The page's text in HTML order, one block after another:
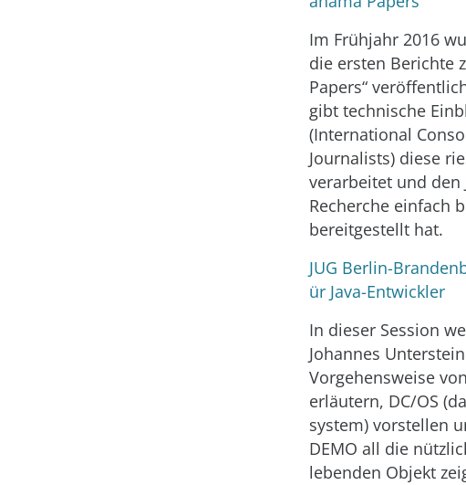
Im Frühjahr 2016
die ersten Berichte
Papers“
gibt technische
(International
Journalists) diese
verarbeitet und den
Recherche einfach
bereitgestellt hat.
JUG Berlin-
ür Java-Entwickler
In dieser Session
Johannes
Vorgehensweise
erläutern, DC/OS
system) vorstellen
DEMO all die
lebenden Objekt